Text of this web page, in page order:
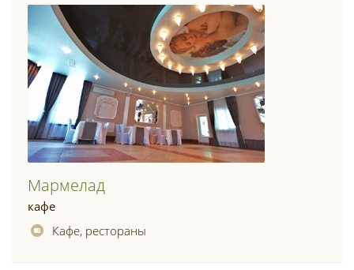
Мармелад
кафе
Кафе, рестораны